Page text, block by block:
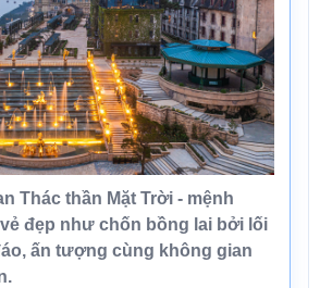
Thác thần Mặt Trời - mệnh
đẹp như chốn bồng lai bởi lối
ấn tượng cùng không gian